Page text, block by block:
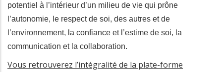
potentiel à l’intérieur d’un milieu de vie qui prône
l’autonomie, le respect de soi, des autres et de
l’environnement, la confiance et l’estime de soi, la
communication et la collaboration.
Vous retrouverez l’intégralité de la plate-forme